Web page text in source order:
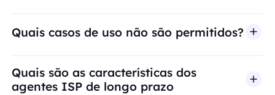
Quais casos de uso não são permitidos?
A BestProxy não oferece suporte a fraude,
Quais são as características dos
agentes ISP de longo prazo